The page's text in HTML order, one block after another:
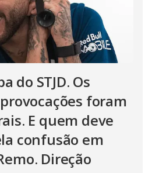
do STJD. Os
foram
E quem deve
confusão em
Direção